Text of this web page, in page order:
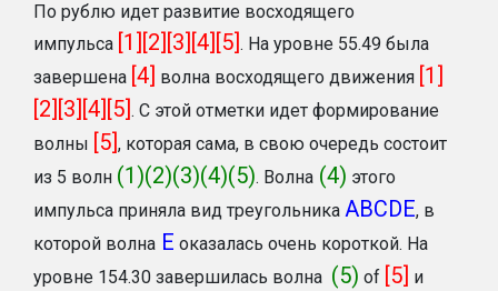
По рублю идет развитие восходящего
импульса [1][2][3][4][5]. На уровне 55.49 была
завершена [4] волна восходящего движения [1]
[2][3][4][5]. С этой отметки идет формирование
волны [5], которая сама, в свою очередь состоит
из 5 волн (1)(2)(3)(4)(5). Волна (4) этого
импульса приняла вид треугольника ABCDE, в
которой волна Е оказалась очень короткой. На
уровне 154.30 завершилась волна (5) of [5] и